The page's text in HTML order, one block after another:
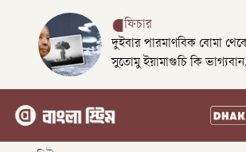
ফিচার
দুইবার পারমাণবিক বোমা
সুতোমু ইয়ামাগুচি কি ভাগ্যবান,